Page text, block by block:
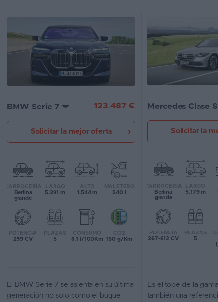
Híbridos
Ofertas
Asistente
Foro
de
opiniones
de
compra
Comparador
Favoritos
Concesionarios
Blog
BMW Serie 7 123.487 €
Solicitar la mejor oferta
CARROCERÍA
Berlina
grande
LARGO
5.391 m
ALTO
1.544 m
MALETERO
540 l
POTENCIA
299 CV
PLAZAS
5
CONSUMO
6.1 l/100Km
CO2
160 g/Km
Mercedes Clase S
Solicitar la
CARROCERÍA
Berlina
grande
LARGO
5.179 m
POTENCIA
367-612 CV
PLAZAS
5
El BMW Serie 7 se asienta en su última
generación no solo como el buque
Es el tope de la
también una